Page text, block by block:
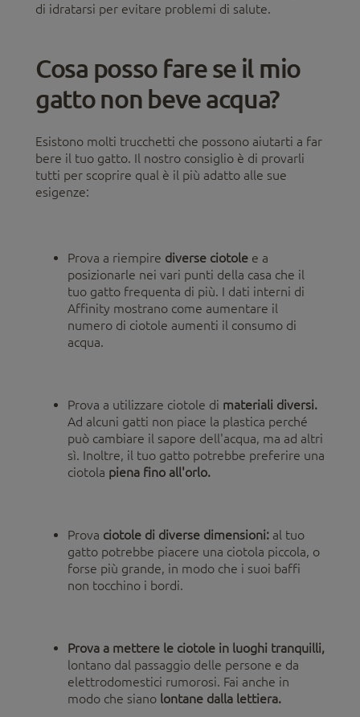
di idratarsi per evitare problemi di salute.
Cosa posso fare se il mio
gatto non beve acqua?
Esistono molti trucchetti che possono aiutarti a far
bere il tuo gatto. Il nostro consiglio è di provarli
tutti per scoprire qual è il più adatto alle sue
esigenze:
Prova a riempire diverse ciotole e a
posizionarle nei vari punti della casa che il
tuo gatto frequenta di più. I dati interni di
Affinity mostrano come aumentare il
numero di ciotole aumenti il consumo di
acqua.
Prova a utilizzare ciotole di materiali diversi.
Ad alcuni gatti non piace la plastica perché
può cambiare il sapore dell'acqua, ma ad altri
sì. Inoltre, il tuo gatto potrebbe preferire una
ciotola piena fino all'orlo.
Prova ciotole di diverse dimensioni: al tuo
gatto potrebbe piacere una ciotola piccola, o
forse più grande, in modo che i suoi baffi
non tocchino i bordi.
Prova a mettere le ciotole in luoghi tranquilli,
lontano dal passaggio delle persone e da
elettrodomestici rumorosi. Fai anche in
modo che siano lontane dalla lettiera.